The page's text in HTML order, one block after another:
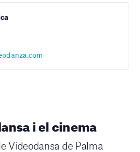
i el cinema
Videodansa de Palma